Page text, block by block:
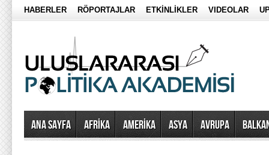
HABERLER RÖPORTAJLAR ETKİNLİKLER VIDEOLAR
Ana Sayfa AFRİKA AMERİKA ASYA AVRUPA